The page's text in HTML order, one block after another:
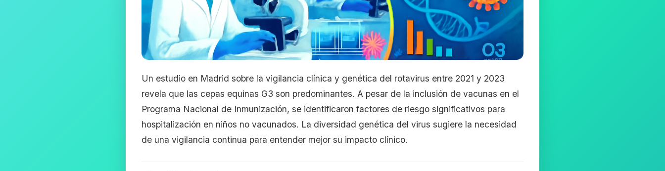
Un estudio en Madrid sobre la vigilancia clínica y genética del rotavirus entre 2021 y 2023
revela que las cepas equinas G3 son predominantes. A pesar de la inclusión de vacunas en el
Programa Nacional de Inmunización, se identificaron factores de riesgo significativos para
hospitalización en niños no vacunados. La diversidad genética del virus sugiere la necesidad
de una vigilancia continua para entender mejor su impacto clínico.